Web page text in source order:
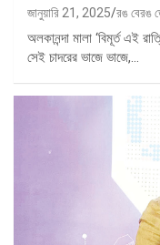
জানুয়ারি 21, 2025 রঙ বেরঙ
অলকানন্দা মালা ‘বিমূর্ত এই
সেই চাদরের ভাজে ভাজে,…